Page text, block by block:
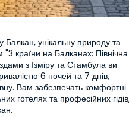
Балкан, унікальну природу та
"3 країни на Балканах: Північна
з Ізміру та Стамбула ви
6 ночей та 7 днів,
Вам забезпечать комфортні
готелях та професійних